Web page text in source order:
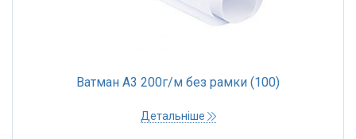
Ватман А3 200г/м без рамки (100)
Детальніше